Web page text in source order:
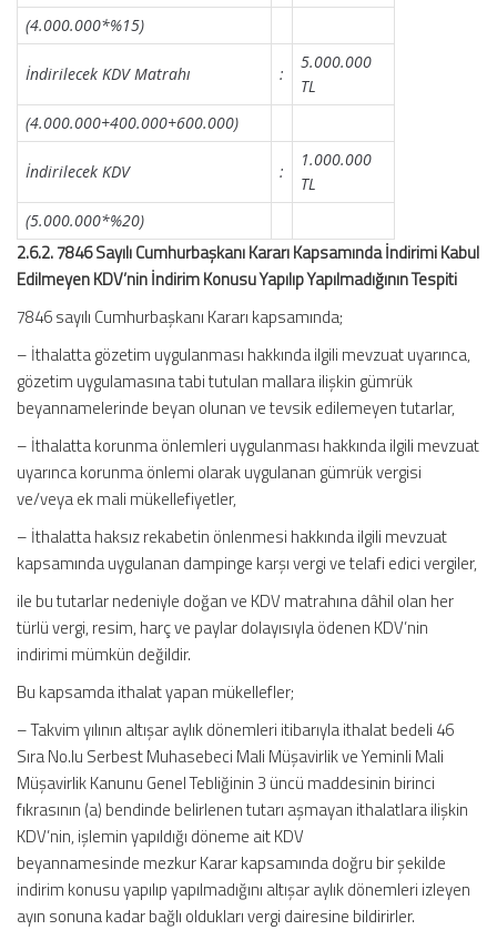
(4.000.000*%15)
İndirilecek KDV Matrahı :
5.000.000
TL
(4.000.000+400.000+600.000)
İndirilecek KDV :
1.000.000
TL
(5.000.000*%20)
2.6.2. 7846 Sayılı Cumhurbaşkanı Kararı Kapsamında İndirimi Kabul
Edilmeyen KDV’nin İndirim Konusu Yapılıp Yapılmadığının Tespiti
7846 sayılı Cumhurbaşkanı Kararı kapsamında;
– İthalatta gözetim uygulanması hakkında ilgili mevzuat uyarınca,
gözetim uygulamasına tabi tutulan mallara ilişkin gümrük
beyannamelerinde beyan olunan ve tevsik edilemeyen tutarlar,
– İthalatta korunma önlemleri uygulanması hakkında ilgili mevzuat
uyarınca korunma önlemi olarak uygulanan gümrük vergisi
ve/veya ek mali mükellefiyetler,
– İthalatta haksız rekabetin önlenmesi hakkında ilgili mevzuat
kapsamında uygulanan dampinge karşı vergi ve telafi edici vergiler,
ile bu tutarlar nedeniyle doğan ve KDV matrahına dâhil olan her
türlü vergi, resim, harç ve paylar dolayısıyla ödenen KDV’nin
indirimi mümkün değildir.
Bu kapsamda ithalat yapan mükellefler;
– Takvim yılının altışar aylık dönemleri itibarıyla ithalat bedeli 46
Sıra No.lu Serbest Muhasebeci Mali Müşavirlik ve Yeminli Mali
Müşavirlik Kanunu Genel Tebliğinin 3 üncü maddesinin birinci
fıkrasının (a) bendinde belirlenen tutarı aşmayan ithalatlara ilişkin
KDV’nin, işlemin yapıldığı döneme ait KDV
beyannamesinde mezkur Karar kapsamında doğru bir şekilde
indirim konusu yapılıp yapılmadığını altışar aylık dönemleri izleyen
ayın sonuna kadar bağlı oldukları vergi dairesine bildirirler.